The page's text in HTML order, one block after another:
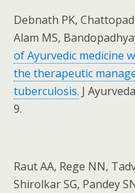
Debnath PK,
Alam MS,
of Ayurvedic medicine
the therapeutic
tuberculosis. J
9.
Raut AA, Rege NN,
Shirolkar SG, Pandey